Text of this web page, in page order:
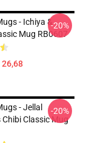
- Ichiya &
Mug RB0607
26,68
-20%
- Jellal
Chibi Classic Mug
-20%